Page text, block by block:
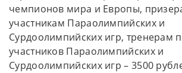
чемпионов мира и Европы,
участникам Параолимпийских и
Сурдоолимпийских игр, тренерам
участников Параолимпийских и
Сурдоолимпийских игр – 3500